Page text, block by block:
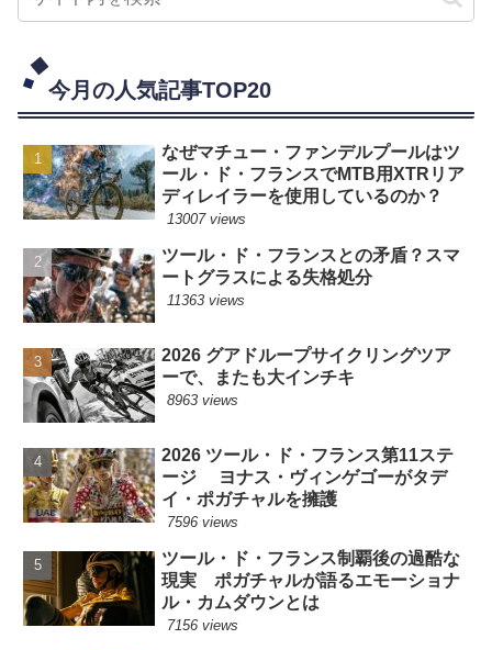
今月の人気記事TOP20
なぜマチュー・ファンデルプールはツ
ール・ド・フランスでMTB用XTRリア
ディレイラーを使用しているのか？
13007 views
ツール・ド・フランスとの矛盾？スマ
ートグラスによる失格処分
11363 views
2026 グアドループサイクリングツア
ーで、またも大インチキ
8963 views
2026 ツール・ド・フランス第11ステ
ージ ヨナス・ヴィンゲゴーがタデ
イ・ポガチャルを擁護
7596 views
ツール・ド・フランス制覇後の過酷な
現実 ポガチャルが語るエモーショナ
ル・カムダウンとは
7156 views